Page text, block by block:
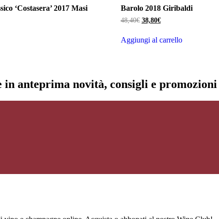
‘Costasera’ 2017 Masi
Barolo 2018 Giribaldi
48,40€ Il
originale
era:
38,80€Il
attuale
è:
Aggiungi al carrello
anteprima novità, consigli e promozioni